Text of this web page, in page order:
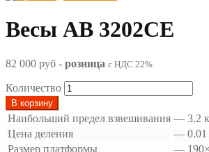
Весы AB 3202CE
82 000 руб - розница с НДС 22%
Количество
В корзину
Наибольший предел взвешивания — 3.2
Цена деления
— 0.01
Размер платформы
—